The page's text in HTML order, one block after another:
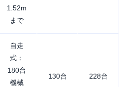
1.52m
まで
自走
式：
180台
機械
130台 228台